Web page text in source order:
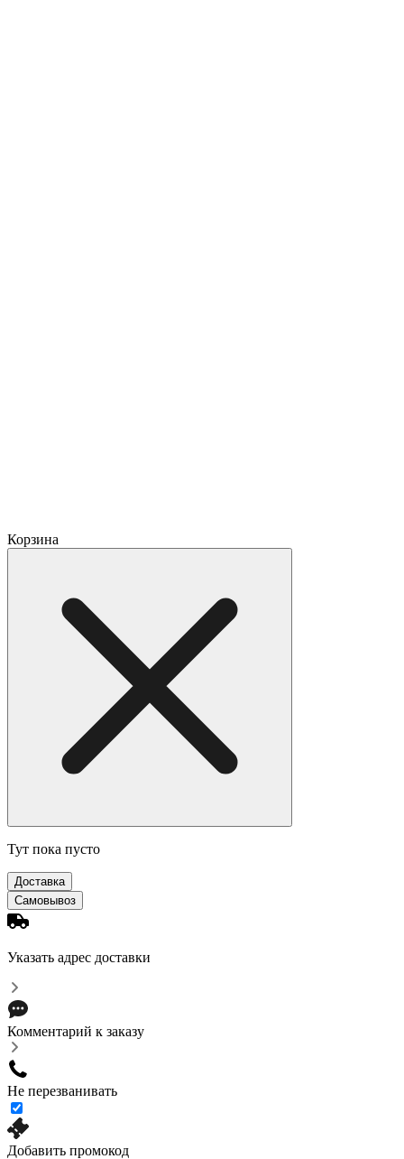
Корзина
Тут пока пусто
Доставка
Самовывоз
Указать адрес доставки
Комментарий к заказу
Не перезванивать
Добавить промокод